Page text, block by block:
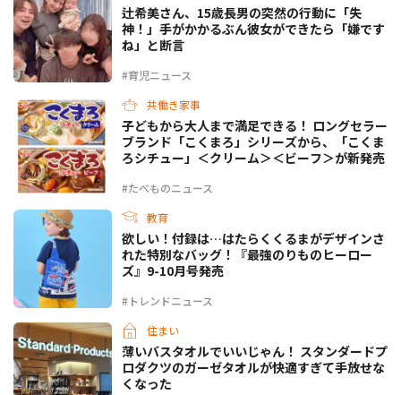
#育児ニュース
辻希美さん、15歳長男の突然の行動に「失
神！」手がかかるぶん彼女ができたら「嫌です
ね」と断言
共働き家事
#たべものニュース
子どもから大人まで満足できる！ ロングセラー
ブランド「こくまろ」シリーズから、「こくま
ろシチュー」＜クリーム＞＜ビーフ＞が新発売
教育
#トレンドニュース
欲しい！付録は…はたらくくるまがデザインさ
れた特別なバッグ！『最強のりものヒーロー
ズ』9-10月号発売
住まい
薄いバスタオルでいいじゃん！ スタンダードプ
ロダクツのガーゼタオルが快適すぎて手放せな
くなった